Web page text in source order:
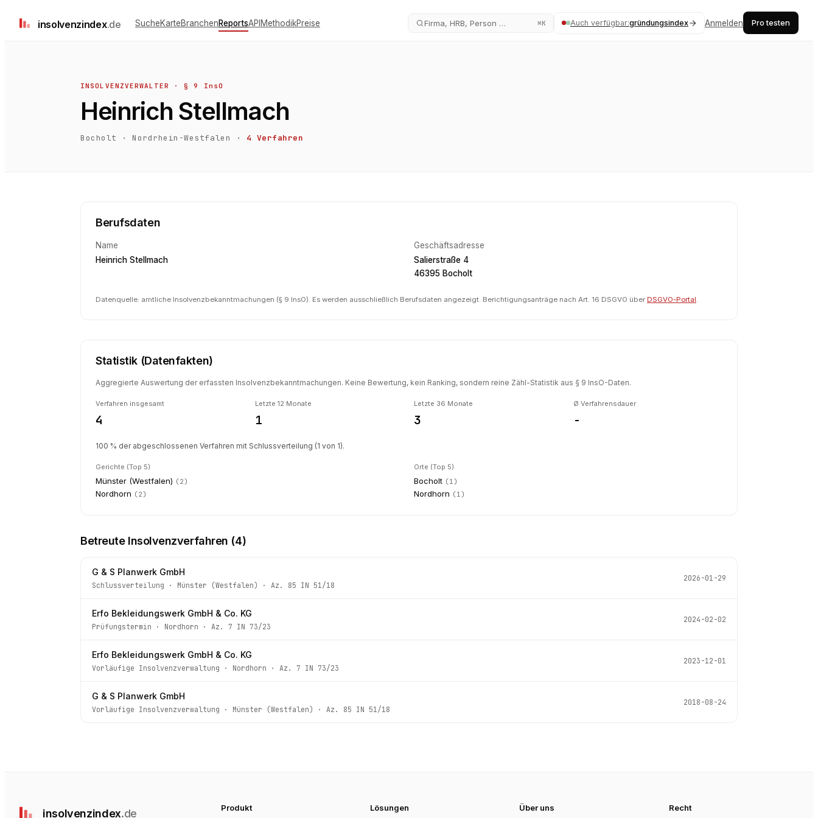
insolvenzindex.de SucheKarteBranchenReportsAPIMethodikPreise Firma, HRB, Person … ⌘K Auch verfügbar:gründungsindex Anmelden Pro testen
INSOLVENZVERWALTER · § 9 InsO
Heinrich Stellmach
Bocholt ·Nordrhein-Westfalen · 4 Verfahren
Berufsdaten
Name
Heinrich Stellmach
Geschäftsadresse
Salierstraße 4
46395 Bocholt
Datenquelle: amtliche Insolvenzbekanntmachungen (§ 9 InsO). Es werden ausschließlich Berufsdaten angezeigt. Berichtigungsanträge nach Art. 16 DSGVO über DSGVO-Portal.
Statistik (Datenfakten)
Aggregierte Auswertung der erfassten Insolvenzbekanntmachungen. Keine Bewertung, kein Ranking, sondern reine Zähl-Statistik aus § 9 InsO-Daten.
Verfahren insgesamt
4
Letzte 12 Monate
1
Letzte 36 Monate
3
Ø Verfahrensdauer
-
100 % der abgeschlossenen Verfahren mit Schlussverteilung (1 von 1).
Gerichte (Top 5)
Münster (Westfalen) (2)
Nordhorn (2)
Orte (Top 5)
Bocholt (1)
Nordhorn (1)
Betreute Insolvenzverfahren (4)
G & S Planwerk GmbH
Schlussverteilung · Münster (Westfalen) · Az. 85 IN 51/18
2026-01-29
Erfo Bekleidungswerk GmbH & Co. KG
Prüfungstermin · Nordhorn · Az. 7 IN 73/23
2024-02-02
Erfo Bekleidungswerk GmbH & Co. KG
Vorläufige Insolvenzverwaltung · Nordhorn · Az. 7 IN 73/23
2023-12-01
G & S Planwerk GmbH
Vorläufige Insolvenzverwaltung · Münster (Westfalen) · Az. 85 IN 51/18
2018-08-24
insolvenzindex.de Produkt Lösungen Über uns Recht